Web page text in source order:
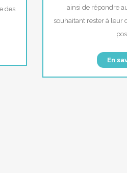
des
ainsi de répondre
souhaitant rester à
En